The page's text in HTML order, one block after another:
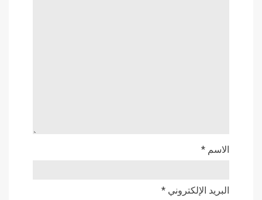
الاسم *
البريد الإلكتروني *